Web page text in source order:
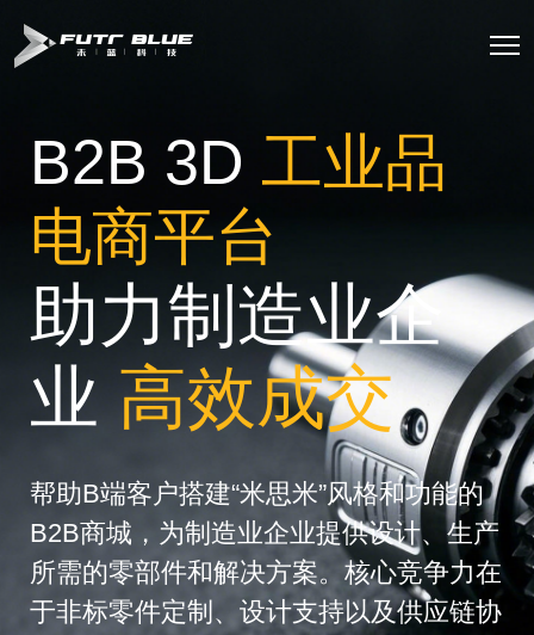
B2B 3D 工业品
电商平台
助力制造业企
业高效成交
帮助B端客户搭建“米思米”风格和功能的
B2B商城，为制造业企业提供设计、生产
所需的零部件和解决方案。核心竞争力在
于非标零件定制、设计支持以及供应链协